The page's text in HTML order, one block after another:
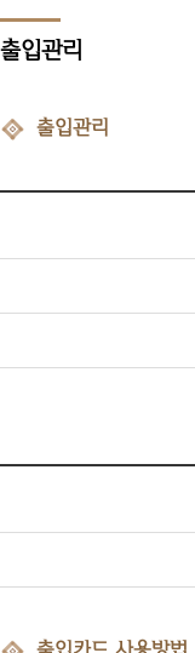
출입관리
출입관리